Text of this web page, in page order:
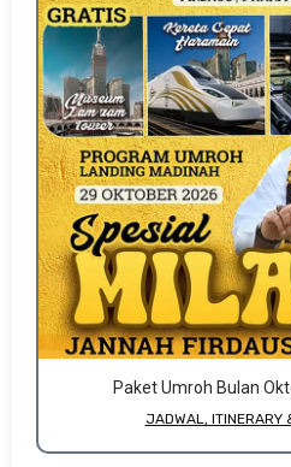
Paket Umroh Bulan
JADWAL, ITINERARY